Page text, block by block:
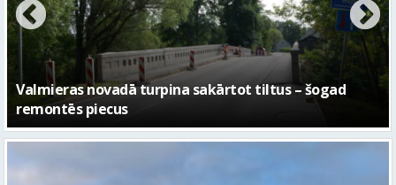
No pagaidu teātra līdz laikmetīgās kultūras centram
– kā attīstīsies “Kurtuve”